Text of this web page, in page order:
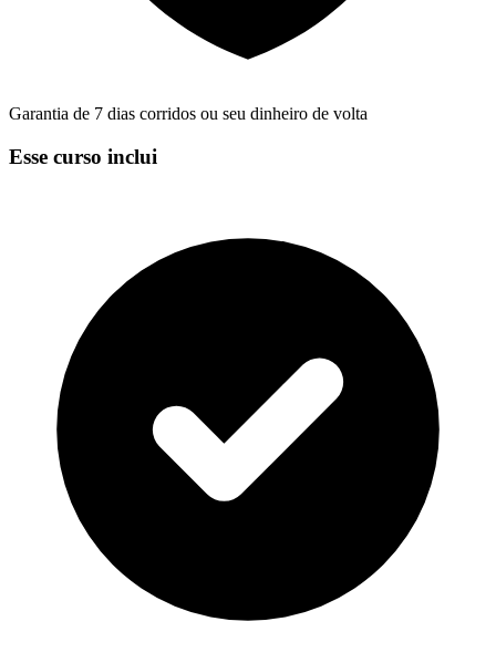
Garantia de 7 dias corridos ou seu dinheiro de volta
Esse curso inclui